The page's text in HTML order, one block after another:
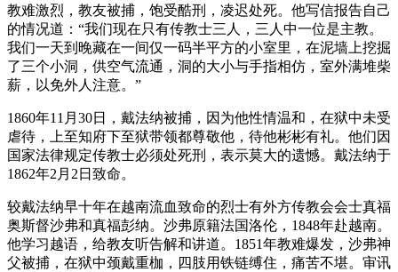
教难激烈，教友被捕，饱受酷刑，凌迟处死。他写信报告自己
的情况道：“我们现在只有传教士三人，三人中一位是主教。
我们一天到晚藏在一间仅一码半平方的小室里，在泥墙上挖掘
了三个小洞，供空气流通，洞的大小与手指相仿，室外满堆柴
薪，以免外人注意。”
1860年11月30日，戴法纳被捕，因为他性情温和，在狱中未受
虐待，上至知府下至狱带领都尊敬他，待他彬彬有礼。他们因
国家法律规定传教士必须处死刑，表示莫大的遗憾。戴法纳于
1862年2月2日致命。
较戴法纳早十年在越南流血致命的烈士有外方传教会会士真福
奥斯督沙弗和真福彭纳。沙弗原籍法国洛伦，1848年赴越南。
他学习越语，给教友听告解和讲道。1851年教难爆发，沙弗神
父被捕，在狱中颈戴重枷，四肢用铁链缚住，痛苦不堪。审讯